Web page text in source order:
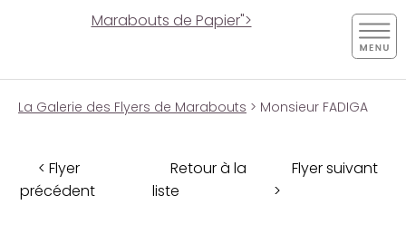
Marabouts de Papier">
La Galerie des Flyers de Marabouts > Monsieur FADIGA
< Flyer
précédent
Retour à la
liste
Flyer suivant
>